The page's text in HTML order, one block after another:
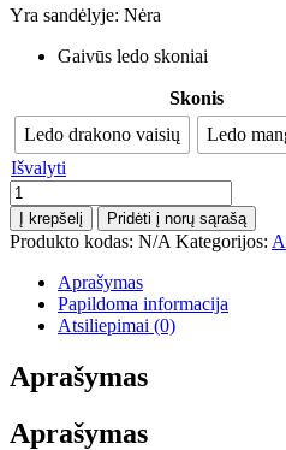
Yra sandėlyje: Nėra
Gaivūs ledo skoniai
Skonis
Ledo drakono vaisių
Ledo
Išvalyti
produkto
kiekis:
Kevin
Levrone
Shaaboom
Pump
g
Į krepšelį Pridėti į norų sąrašą
Produkto kodas: N/A Kategorijos:
Aprašymas
Papildoma informacija
Atsiliepimai (0)
Aprašymas
Aprašymas